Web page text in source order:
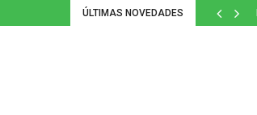
ÚLTIMAS NOVEDADES